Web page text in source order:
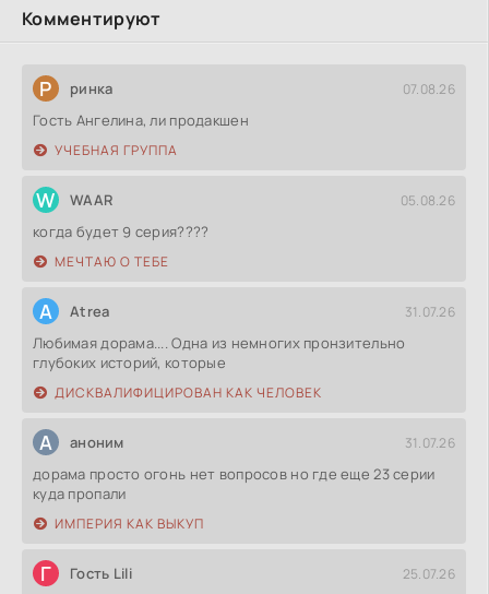
Комментируют
Р ринка 07.08.26
Гость Ангелина, ли продакшен
УЧЕБНАЯ ГРУППА
W WAAR 05.08.26
когда будет 9 серия????
МЕЧТАЮ О ТЕБЕ
A Atrea 31.07.26
Любимая дорама.... Одна из немногих пронзительно
глубоких историй, которые
ДИСКВАЛИФИЦИРОВАН КАК ЧЕЛОВЕК
А аноним 31.07.26
дорама просто огонь нет вопросов но где еще 23 серии
куда пропали
ИМПЕРИЯ КАК ВЫКУП
Г Гость Lili 25.07.26